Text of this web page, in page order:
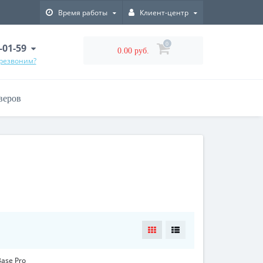
Время работы Клиент-центр
59 0.00 руб.
0